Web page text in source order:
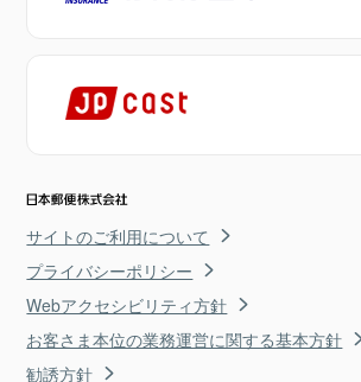
サイトのご利用について
プライバシーポリシー
Webアクセシビリティ方針
お客さま本位の業務運営に関する基本方針
勧誘方針